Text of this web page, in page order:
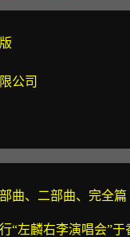
公司
曲、二部曲、完全篇
“左麟右李演唱会”